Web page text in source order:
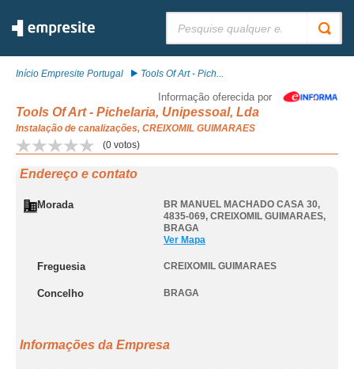
Início Empresite Portugal Tools Of Art - Pich...
Informação oferecida por
Tools Of Art - Pichelaria, Unipessoal, Lda
Instalação de canalizações, CREIXOMIL GUIMARAES
(0 votos)
Endereço e contato
Morada
BR MANUEL MACHADO CASA 30,
4835-069, CREIXOMIL GUIMARAES,
BRAGA
Ver Mapa
Freguesia CREIXOMIL GUIMARAES
Concelho BRAGA
Informações da Empresa